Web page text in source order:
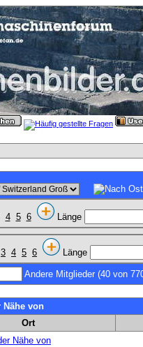
4 5 6 Länge
3 4 5 6 Länge
Andere Mitglieder (40 von
Nähe von
Ort
Nähe von